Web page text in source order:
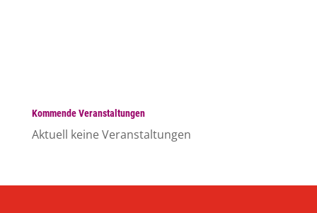
Kommende Veranstaltungen
Aktuell keine Veranstaltungen